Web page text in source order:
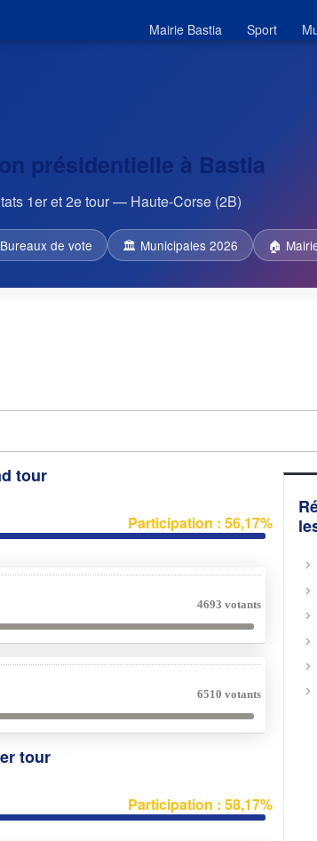
Mairie Bastia Sport
présidentielle à Bastia
1er et 2e tour — Haute-Corse (2B)
de vote 🏛 Municipales 2026 🏠
tour
Participation : 56,17%
4693 votants
6510 votants
tour
Participation : 58,17%